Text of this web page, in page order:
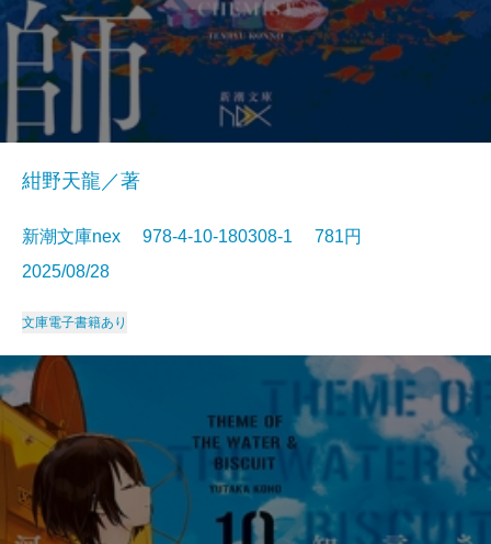
紺野天龍／著
新潮文庫nex 978-4-10-180308-1 781円
2025/08/28
文庫電子書籍あり